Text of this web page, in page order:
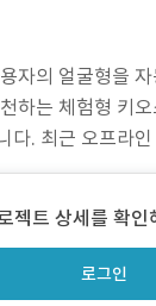
자의 얼굴형을
하는 체험형 키
다. 최근 오프라
한 수요가 높아
목한 것이 주요
류(계란형, 둥근형,
젝트 상세를 확인
로그인